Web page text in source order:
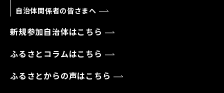
自治体関係者の皆さまへ
新規参加自治体はこちら
ふるさとコラムはこちら
ふるさとからの声はこちら